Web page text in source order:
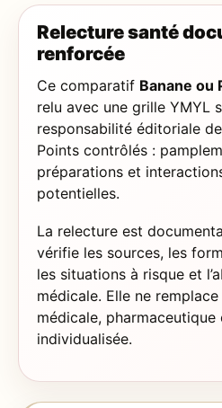
Relecture santé
renforcée
Ce comparatif Banane ou
relu avec une grille YMYL
responsabilité éditoriale de
Points contrôlés :
préparations et
potentielles.
La relecture est
vérifie les sources, les
les situations à risque et
médicale. Elle ne
médicale,
individualisée.